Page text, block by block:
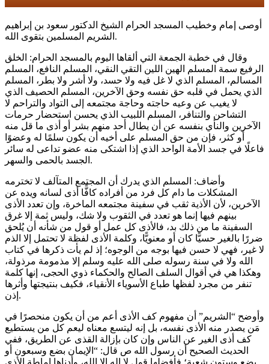
أوصى إمام وخطيب المسجد الحرام الشيخ الدكتور سعود بن إبراهيم
الشريم المسلمين بتقوى الله.
وقال في خطبة الجمعة التي ألقاها اليوم بالمسجد الحرام: الخلق
الرفيع سمة المسلم الهين اللين التقي النقي، المسلم النافع، المسلم
المسالم، المسلم الذي لا غل فيه ولا حسد، ولا أشر ولا بطر، المسلم
الذي يحمل في قلبه حق نفسه وحق الآخرين، المسلم الحصيف الذي
لا يغيب عن وعيه حاجته وحاجة مجتمعه إلى التواد والتراحم لا
التشاحن والتنافر، المسلم اللبيب الذي يحسن استحضار حرمات
الآخرين والنأي بنفسه عن أن يطال أحد منهم بشر أو أذى ما قل منه
أو كثر، فإن من حق المسلم على أخيه أن يكون سلمًا له وعضوًا
فاعلًا في جسد الأمة الواحد الذي إذا اشتكى منه عضو تداعى له سائر
الجسد بالحمى والسهر.
وأضاف: المسلم الذي يدرك أن المجتمع المتآلف لا تخترمه
المشكلات ما دام كل فرد من أفراده كافًّا أذى لسانه ويده عن
الآخرين، لأن الأذية ثقب في سفينة مجتمعه الماخرة، وإن تعدد الأذى
بينهم فيها إنما هو تعدد في الثقوب ولا شك، وليس ثمة إلا غرق
السفينة ما من ذلك بد، فالأذى كل عمل أو قول من شأنه أن يُلحق
ضررًا بالغير حسيًّا كان أو معنويًّا، وكلمة الأذى لفظة لا تحتمل إلا الذم
لا غير، فهي لا حسن فيها بوجه من الوجوه؛ إذ لم يأت ذكرها في كتاب
الله ولا في سنة رسوله صلى الله عليه وسلم إلا مذمومة مرذولة،
وهكذا هي في أقوال السلف الصالح والحكماء ذوي الحجى، إنها كلمة
تنفر من مجرد لفظها طباع الأسوياء الأنقياء، فكيف بنتيجتها وأثرها
إذن.
وأوضح “الشريم” أن مفهوم كف الأذى أعم من أن يكون منحصرًا في
مَن يصدر منه الأذى نفسه، بل إنه ليتسع معناه ليعم كل من يستطيع
كف أذى الغير عن الناس وإن كان بإزالة القذى عن الطريق، ففي
الحديث الصحيح أن رسول الله ص قال: “الإيمان بضع وسبعون أو